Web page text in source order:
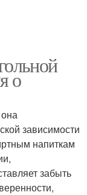
о
зависимости
напиткам
забыть